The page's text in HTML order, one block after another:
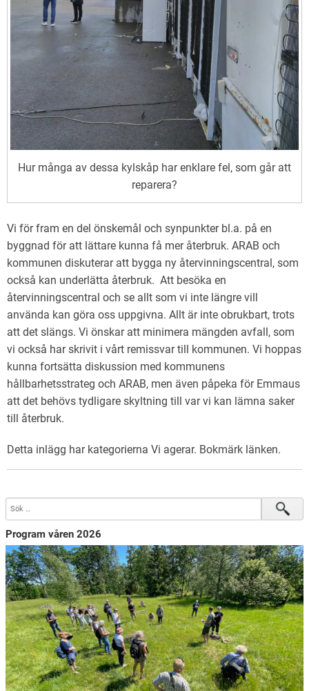
Hur många av dessa kylskåp har enklare fel, som går att
reparera?
Vi för fram en del önskemål och synpunkter bl.a. på en
byggnad för att lättare kunna få mer återbruk. ARAB och
kommunen diskuterar att bygga ny återvinningscentral, som
också kan underlätta återbruk. Att besöka en
återvinningscentral och se allt som vi inte längre vill
använda kan göra oss uppgivna. Allt är inte obrukbart, trots
att det slängs. Vi önskar att minimera mängden avfall, som
vi också har skrivit i vårt remissvar till kommunen. Vi hoppas
kunna fortsätta diskussion med kommunens
hållbarhetsstrateg och ARAB, men även påpeka för Emmaus
att det behövs tydligare skyltning till var vi kan lämna saker
till återbruk.
Detta inlägg har kategorierna Vi agerar. Bokmärk länken.
Program våren 2026